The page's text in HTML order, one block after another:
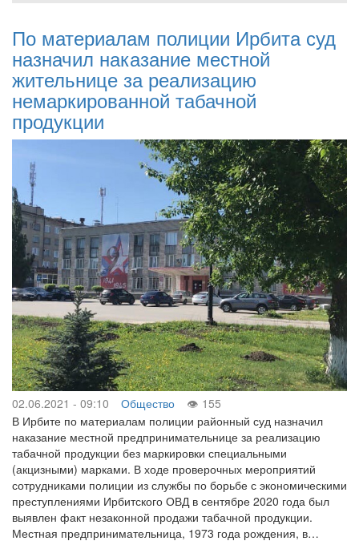
По материалам полиции Ирбита суд
назначил наказание местной
жительнице за реализацию
немаркированной табачной
продукции
02.06.2021 - 09:10 Общество
155
В Ирбите по материалам полиции районный суд назначил
наказание местной предпринимательнице за реализацию
табачной продукции без маркировки специальными
(акцизными) марками. В ходе проверочных мероприятий
сотрудниками полиции из службы по борьбе с экономическими
преступлениями Ирбитского ОВД в сентябре 2020 года был
выявлен факт незаконной продажи табачной продукции.
Местная предпринимательница, 1973 года рождения, в…